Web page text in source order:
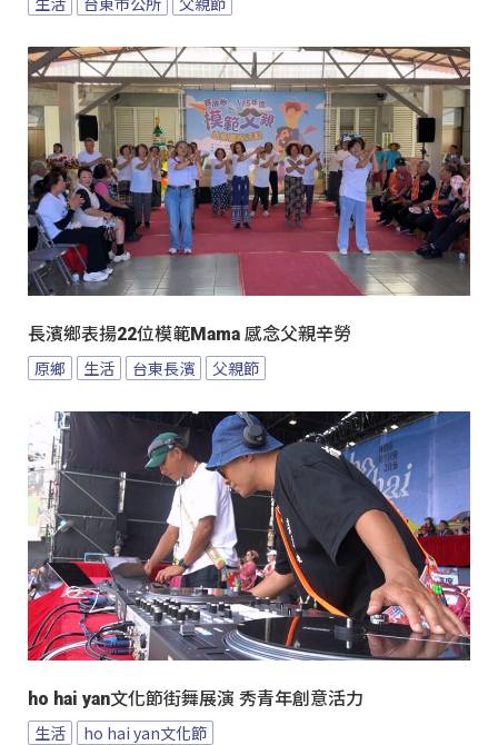
長濱鄉表揚22位模範Mama 感念父親辛勞
原鄉 生活 台東長濱 父親節
ho hai yan文化節街舞展演 秀青年創意活力
生活 ho hai yan文化節